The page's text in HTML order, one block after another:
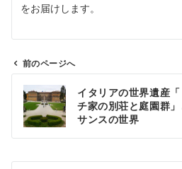
をお届けします。
ビ
前のページへ
イタリアの世界遺産
チ家の別荘と庭園群
サンスの世界